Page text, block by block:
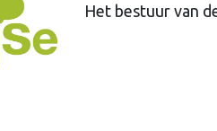
Het bestuur van